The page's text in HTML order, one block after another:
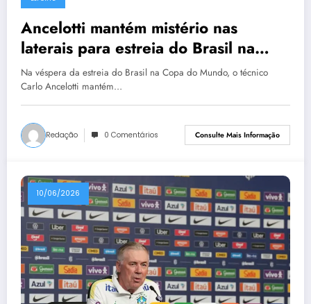
Ancelotti mantém mistério nas
laterais para estreia do Brasil na
Copa
Na véspera da estreia do Brasil na Copa do Mundo, o técnico
Carlo Ancelotti mantém…
Redação 0 Comentários Consulte Mais Informação
10/06/2026